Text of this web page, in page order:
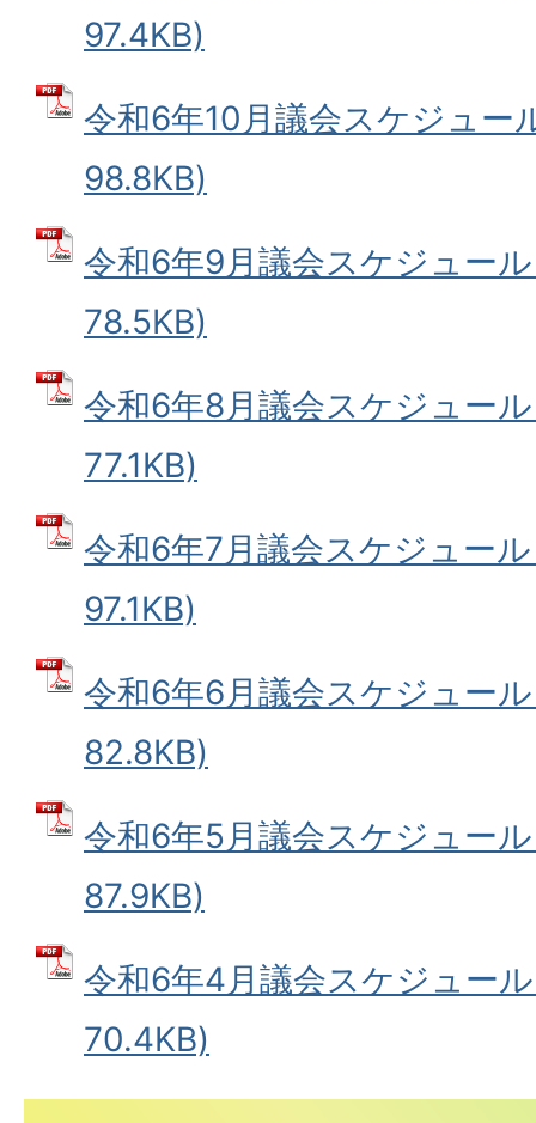
97.4KB)
令和6年10月議会スケジュー
98.8KB)
令和6年9月議会スケジュー
78.5KB)
令和6年8月議会スケジュー
77.1KB)
令和6年7月議会スケジュー
97.1KB)
令和6年6月議会スケジュー
82.8KB)
令和6年5月議会スケジュー
87.9KB)
令和6年4月議会スケジュー
70.4KB)